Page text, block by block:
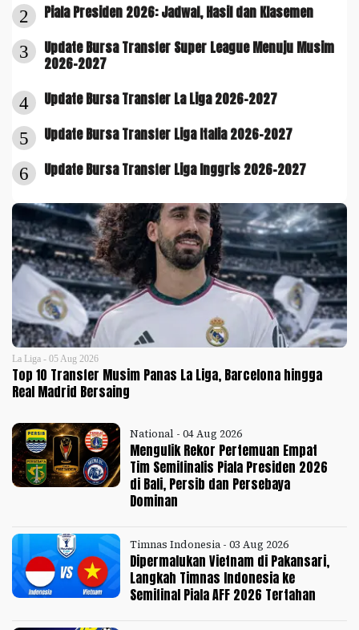
2 Piala Presiden 2026: Jadwal, Hasil dan Klasemen
3
Update Bursa Transfer Super League Menuju Musim
2026-2027
4 Update Bursa Transfer La Liga 2026-2027
5 Update Bursa Transfer Liga Italia 2026-2027
6 Update Bursa Transfer Liga Inggris 2026-2027
La Liga - 05 Aug 2026
Top 10 Transfer Musim Panas La Liga, Barcelona hingga
Real Madrid Bersaing
National - 04 Aug 2026
Mengulik Rekor Pertemuan Empat
Tim Semifinalis Piala Presiden 2026
di Bali, Persib dan Persebaya
Dominan
Timnas Indonesia - 03 Aug 2026
Dipermalukan Vietnam di Pakansari,
Langkah Timnas Indonesia ke
Semifinal Piala AFF 2026 Tertahan